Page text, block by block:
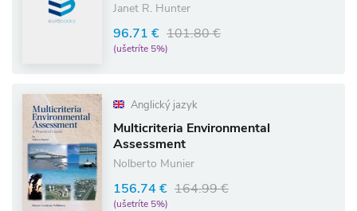
Janet R. Hunter
96.71 € 101.80 €
(ušetríte 5%)
Anglický jazyk
Multicriteria Environmental
Assessment
Nolberto Munier
156.74 € 164.99 €
(ušetríte 5%)